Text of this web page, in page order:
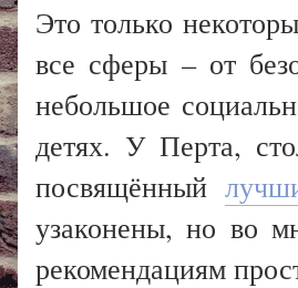
Это только
все сферы – от
небольшое
детях. У Перта,
посвящённый
узаконены, но во
рекомендациям